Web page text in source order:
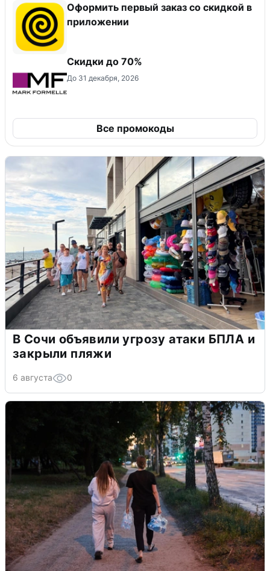
Оформить первый заказ со скидкой в
приложении
Скидки до 70%
До 31 декабря, 2026
Все промокоды
В Сочи объявили угрозу атаки БПЛА и
закрыли пляжи
6 августа 0